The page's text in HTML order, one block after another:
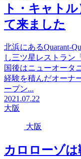
ト・キャト
て来ました
北浜にあるQuarant-
し三ツ星レストラン
国後はニューオータ
経験を積んだオーナ
ープン...
2021.07.22
大阪
大阪
カロローゾ